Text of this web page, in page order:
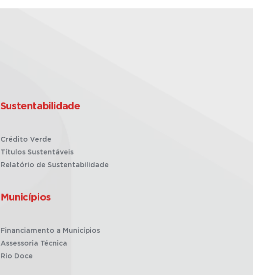
Sustentabilidade
Crédito Verde
Títulos Sustentáveis
Relatório de Sustentabilidade
Municípios
Financiamento a Municípios
Assessoria Técnica
Rio Doce